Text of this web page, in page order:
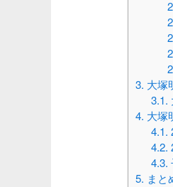
3. 大塚
3.1.
4. 大塚
4.1.
4.2.
4.3.
5. まと